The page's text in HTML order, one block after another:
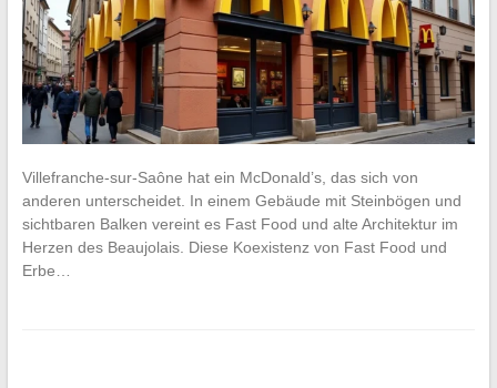
Villefranche-sur-Saône hat ein McDonald’s, das sich von
anderen unterscheidet. In einem Gebäude mit Steinbögen und
sichtbaren Balken vereint es Fast Food und alte Architektur im
Herzen des Beaujolais. Diese Koexistenz von Fast Food und
Erbe…